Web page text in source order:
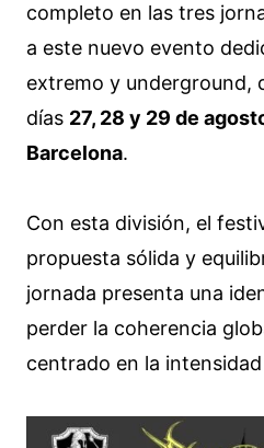
completo en las tres
a este nuevo evento
extremo y underground,
días 27, 28 y 29 de
Barcelona.
Con esta división, el
propuesta sólida y
jornada presenta una
perder la coherencia
centrado en la